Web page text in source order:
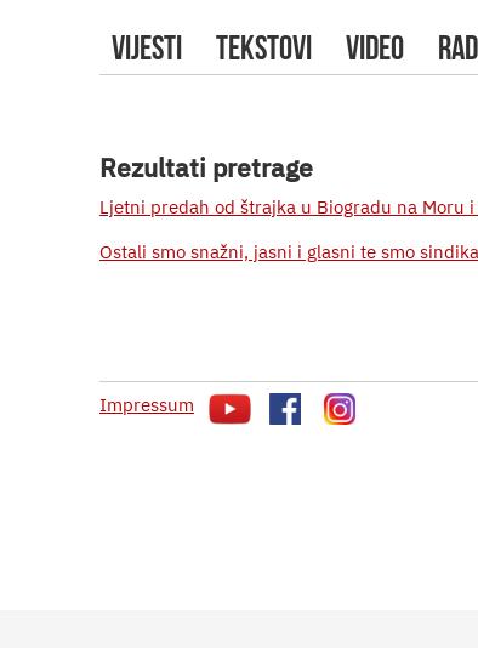
VIJESTI TEKSTOVI VIDEO
Rezultati pretrage
Ljetni predah od štrajka u Biogradu na Moru
Ostali smo snažni, jasni i glasni te smo
Impressum